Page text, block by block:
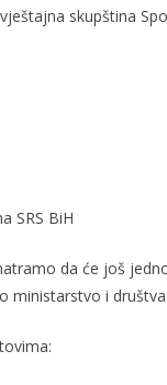
skupština
SRS BiH
da će još
ministarstvo i